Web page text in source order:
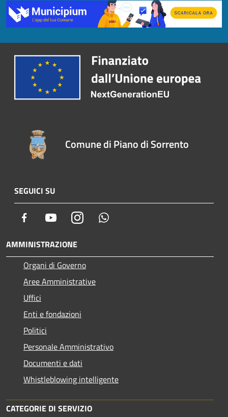
Comune di Piano di Sorrento
SEGUICI SU
Facebook YoutubeInstagram
AMMINISTRAZIONE
Organi di Governo
Aree Amministrative
Uffici
Enti e fondazioni
Politici
Personale Amministrativo
Documenti e dati
Whistleblowing intelligente
CATEGORIE DI SERVIZIO